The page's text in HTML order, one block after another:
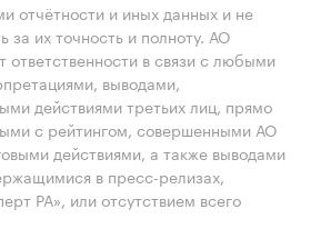
отчётности и иных данных и не
за их точность и полноту. АО
ответственности в связи с любыми
выводами,
действиями третьих лиц, прямо
с рейтингом, совершенными АО
действиями, а также выводами
в пресс-релизах,
РА», или отсутствием всего